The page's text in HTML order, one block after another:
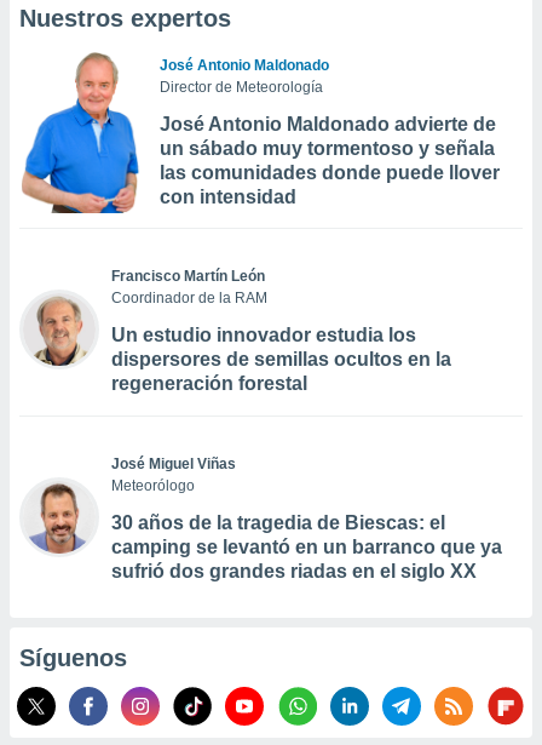
Nuestros expertos
José Antonio Maldonado
Director de Meteorología
José Antonio Maldonado advierte de
un sábado muy tormentoso y señala
las comunidades donde puede llover
con intensidad
Francisco Martín León
Coordinador de la RAM
Un estudio innovador estudia los
dispersores de semillas ocultos en la
regeneración forestal
José Miguel Viñas
Meteorólogo
30 años de la tragedia de Biescas: el
camping se levantó en un barranco que ya
sufrió dos grandes riadas en el siglo XX
Síguenos